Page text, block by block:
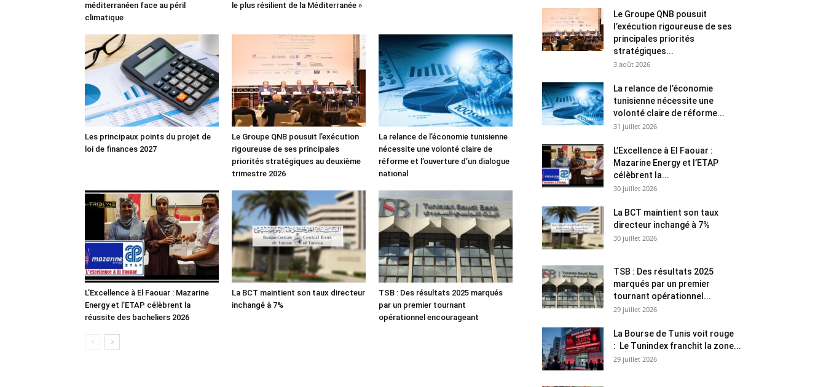
méditerranéen face au péril
climatique
le plus résilient de la Méditerranée »
Les principaux points du projet de
loi de finances 2027
Le Groupe QNB pousuit l’exécution
rigoureuse de ses principales
priorités stratégiques au deuxième
trimestre 2026
La relance de l’économie tunisienne
nécessite une volonté claire de
réforme et l’ouverture d’un dialogue
national
L’Excellence à El Faouar : Mazarine
Energy et l’ETAP célèbrent la
réussite des bacheliers 2026
La BCT maintient son taux directeur
inchangé à 7%
TSB : Des résultats 2025 marqués
par un premier tournant
opérationnel encourageant
Le Groupe QNB pousuit
l’exécution rigoureuse de ses
principales priorités
stratégiques...
3 août 2026
La relance de l’économie
tunisienne nécessite une
volonté claire de réforme...
31 juillet 2026
L’Excellence à El Faouar :
Mazarine Energy et l’ETAP
célèbrent la...
30 juillet 2026
La BCT maintient son taux
directeur inchangé à 7%
30 juillet 2026
TSB : Des résultats 2025
marqués par un premier
tournant opérationnel...
29 juillet 2026
La Bourse de Tunis voit rouge
: Le Tunindex franchit la zone...
29 juillet 2026